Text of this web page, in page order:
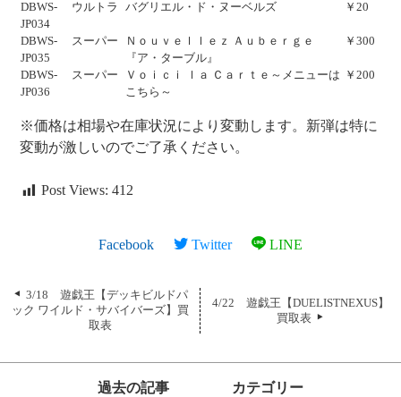
DBWS-
JP034
ウルトラ バグリエル・ド・ヌーベルズ ￥20
DBWS-
JP035
スーパー
Ｎｏｕｖｅｌｌｅｚ Ａｕｂｅｒｇｅ
『ア・ターブル』
￥300
DBWS-
JP036
スーパー
Ｖｏｉｃｉ ｌａ Ｃａｒｔｅ～メニューは
こちら～
￥200
※価格は相場や在庫状況により変動します。新弾は特に
変動が激しいのでご了承ください。
Post Views: 412
Facebook Twitter LINE
3/18 遊戯王【デッキビルドパ
ック ワイルド・サバイバーズ】買
取表
4/22 遊戯王【DUELISTNEXUS】
買取表
過去の記事 カテゴリー